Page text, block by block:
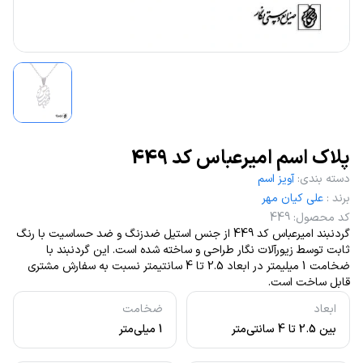
پلاک اسم امیرعباس کد 449
ابعاد
بین 2.5 تا 4 سانتی‌متر
ضخامت
1 میلی‌متر
دسته بندی: آویز اسم
برند : علی کیان مهر
کد محصول:
449
گردنبند امیرعباس کد 449 از جنس استیل ضدزنگ و ضد حساسیت با رنگ
ثابت توسط زیورآلات نگار طراحی و ساخته شده است. این گردنبند با
ضخامت 1 میلیمتر در ابعاد 2.5 تا 4 سانتیمتر نسبت به سفارش مشتری
قابل ساخت است.